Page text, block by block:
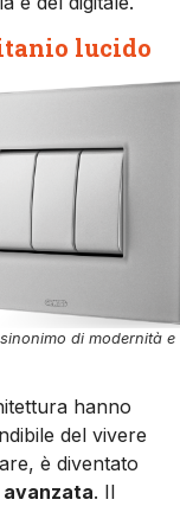
lucido
di modernità e
hanno
del vivere
è diventato
. Il